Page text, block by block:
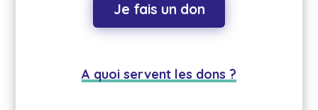
Je fais un don
A quoi servent les dons ?